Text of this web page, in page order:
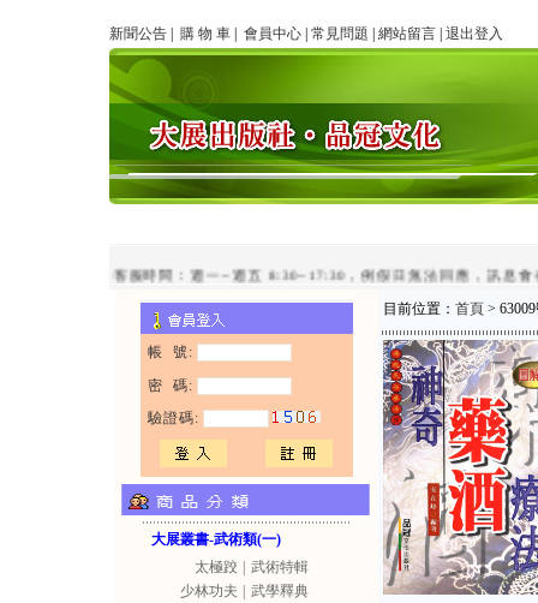
新聞公告 購 物 車 會員中心 常見問題 網站留言 退出登入
line客服時間：週一~週五 8:30~17:30，例假日無法回應，訊息會在
帳 號:
密 碼:
驗證碼:
大展叢書-武術類(一)
太極跤
武術特輯
少林功夫
武學釋典
目前位置： 首頁 >